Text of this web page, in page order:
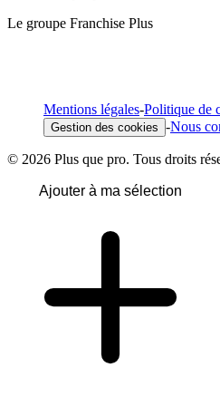
Le groupe Franchise Plus
Mentions légales-Politique de
Gestion des cookies -Nous
© 2026 Plus que pro. Tous droits
Ajouter à ma sélection